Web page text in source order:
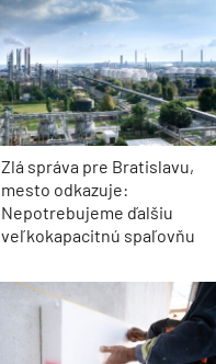
Zlá správa pre Bratislavu,
mesto odkazuje:
Nepotrebujeme ďalšiu
veľkokapacitnú spaľovňu